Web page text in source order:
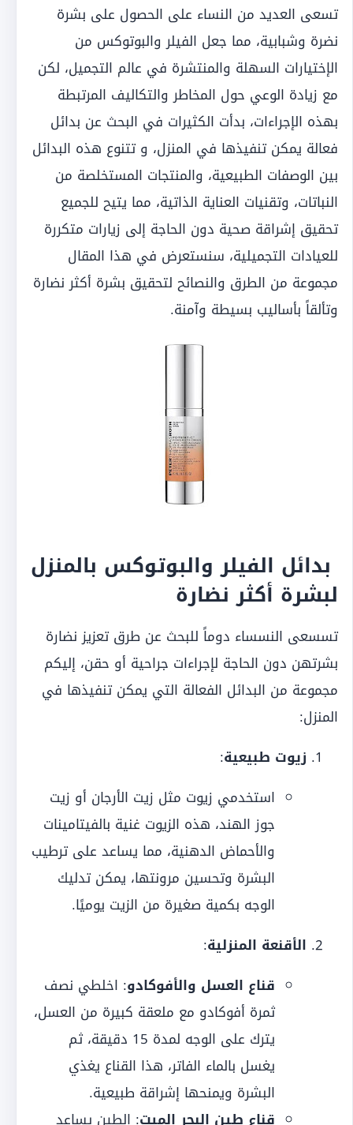
تسعى العديد من النساء على الحصول على بشرة
نضرة وشبابية، مما جعل الفيلر والبوتوكس من
الإختيارات السهلة والمنتشرة في عالم التجميل، لكن
مع زيادة الوعي حول المخاطر والتكاليف المرتبطة
بهذه الإجراءات، بدأت الكثيرات في البحث عن بدائل
فعالة يمكن تنفيذها في المنزل، و تتنوع هذه البدائل
بين الوصفات الطبيعية، والمنتجات المستخلصة من
النباتات، وتقنيات العناية الذاتية، مما يتيح للجميع
تحقيق إشراقة صحية دون الحاجة إلى زيارات متكررة
للعيادات التجميلية، سنستعرض في هذا المقال
مجموعة من الطرق والنصائح لتحقيق بشرة أكثر نضارة
وتألقاً بأساليب بسيطة وآمنة.
بدائل الفيلر والبوتوكس بالمنزل
لبشرة أكثر نضارة
تسسعى النسساء دوماً للبحث عن طرق تعزيز نضارة
بشرتهن دون الحاجة لإجراءات جراحية أو حقن، إليكم
مجموعة من البدائل الفعالة التي يمكن تنفيذها في
المنزل:
زيوت طبيعية:
استخدمي زيوت مثل زيت الأرجان أو زيت
جوز الهند، هذه الزيوت غنية بالفيتامينات
والأحماض الدهنية، مما يساعد على ترطيب
البشرة وتحسين مرونتها، يمكن تدليك
الوجه بكمية صغيرة من الزيت يوميًا.
الأقنعة المنزلية:
قناع العسل والأفوكادو: اخلطي نصف
ثمرة أفوكادو مع ملعقة كبيرة من العسل،
يترك على الوجه لمدة 15 دقيقة، ثم
يغسل بالماء الفاتر، هذا القناع يغذي
البشرة ويمنحها إشراقة طبيعية.
قناع طين البحر الميت: الطين يساعد